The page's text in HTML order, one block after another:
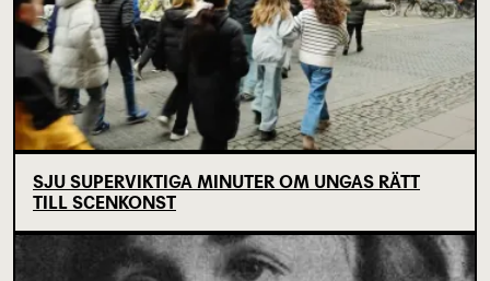
SJU SUPERVIKTIGA MINUTER OM UNGAS RÄTT
TILL SCENKONST